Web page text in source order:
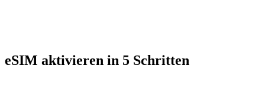
eSIM aktivieren in 5 Schritten